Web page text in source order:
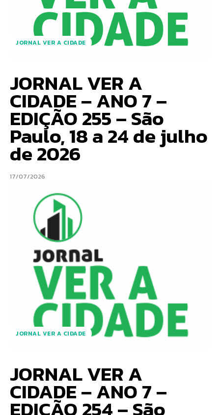
JORNAL VER A CIDADE
JORNAL VER A
CIDADE – ANO 7 –
EDIÇÃO 255 – São
Paulo, 18 a 24 de julho
de 2026
17/07/2026
JORNAL VER A CIDADE
JORNAL VER A
CIDADE – ANO 7 –
EDIÇÃO 254 – São